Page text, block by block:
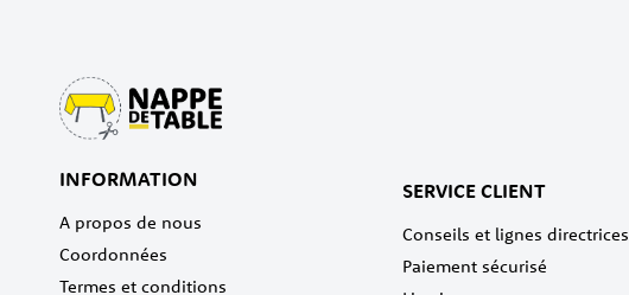
INFORMATION
A propos de nous
Coordonnées
Termes et conditions
SERVICE CLIENT
Conseils et lignes directrices
Paiement sécurisé